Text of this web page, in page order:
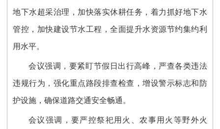
地下水超采治理，加快落实休耕任务，着力抓好地下水
管控，加快建设节水工程，全面提升水资源节约集约利
用水平。
会议强调，要紧盯节假日出行高峰，严查各类违法
违规行为，强化重点路段排查检查，增设警示标志和防
护设施，确保道路交通安全畅通。
会议强调，要严控祭祀用火、农事用火等野外火